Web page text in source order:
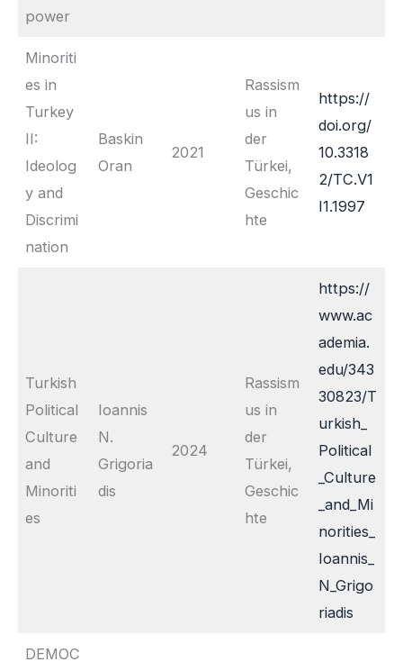
power
Minoriti
es in
Turkey
II:
Ideolog
y and
Discrimi
nation
Baskin
Oran
2021
Rassism
us in
der
Türkei,
Geschic
hte
https://
doi.org/
10.3318
2/TC.V1
I1.1997
Turkish
Political
Culture
and
Minoriti
es
Ioannis
N.
Grigoria
dis
2024
Rassism
us in
der
Türkei,
Geschic
hte
https://
www.ac
ademia.
edu/343
30823/T
urkish_
Political
_Culture
_and_Mi
norities_
Ioannis_
N_Grigo
riadis
DEMOC